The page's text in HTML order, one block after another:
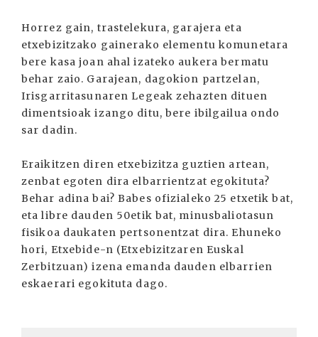
Horrez gain, trastelekura, garajera eta
etxebizitzako gainerako elementu komunetara
bere kasa joan ahal izateko aukera bermatu
behar zaio. Garajean, dagokion partzelan,
Irisgarritasunaren Legeak zehazten dituen
dimentsioak izango ditu, bere ibilgailua ondo
sar dadin.
Eraikitzen diren etxebizitza guztien artean,
zenbat egoten dira elbarrientzat egokituta?
Behar adina bai? Babes ofizialeko 25 etxetik bat,
eta libre dauden 50etik bat, minusbaliotasun
fisikoa daukaten pertsonentzat dira. Ehuneko
hori, Etxebide-n (Etxebizitzaren Euskal
Zerbitzuan) izena emanda dauden elbarrien
eskaerari egokituta dago.